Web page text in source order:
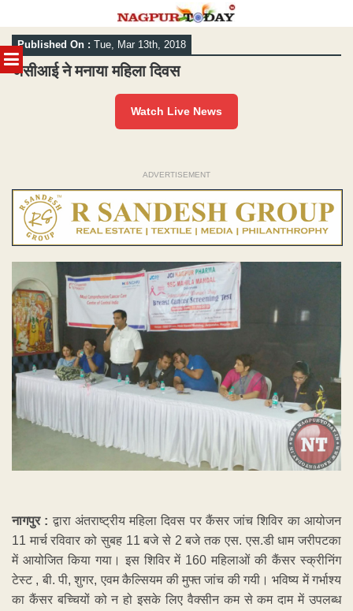
MENU
Skip
to
content
Published On : Tue, Mar 13th, 2018
जेसीआई ने मनाया महिला दिवस
Watch Live News
ADVERTISEMENT
नागपुर : द्वारा अंतराष्ट्रीय महिला दिवस पर कैंसर जांच शिविर का आयोजन
11 मार्च रविवार को सुबह 11 बजे से 2 बजे तक एस. एस.डी धाम जरीपटका
में आयोजित किया गया। इस शिविर में 160 महिलाओं की कैंसर स्क्रीनिंग
टेस्ट , बी. पी, शुगर, एवम कैल्सियम की मुफ्त जांच की गयी। भविष्य में गर्भाश्य
का कैंसर बच्चियों को न हो इसके लिए वैक्सीन कम से कम दाम में उपलब्ध